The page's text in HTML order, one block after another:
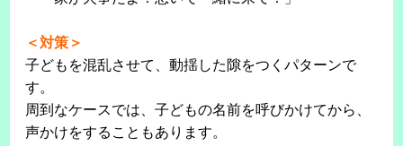
＜対策＞
子どもを混乱させて、動揺した隙をつくパターンで
す。
周到なケースでは、子どもの名前を呼びかけてから、
声かけをすることもあります。